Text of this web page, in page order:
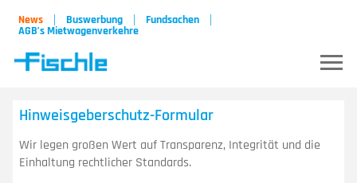
News Buswerbung Fundsachen
AGB’s Mietwagenverkehre
Unternehmen
Karriere
Hinweisgeberschutz-Formular
Wir legen großen Wert auf Transparenz, Integrität und die
Einhaltung rechtlicher Standards.